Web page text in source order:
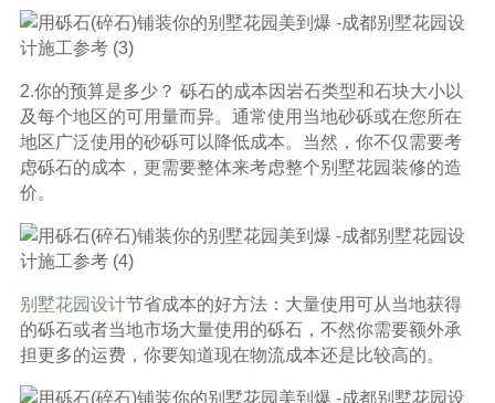
2.你的预算是多少？ 砾石的成本因岩石类型和石块大小以
及每个地区的可用量而异。通常使用当地砂砾或在您所在
地区广泛使用的砂砾可以降低成本。当然，你不仅需要考
虑砾石的成本，更需要整体来考虑整个别墅花园装修的造
价。
别墅花园设计节省成本的好方法：大量使用可从当地获得
的砾石或者当地市场大量使用的砾石，不然你需要额外承
担更多的运费，你要知道现在物流成本还是比较高的。